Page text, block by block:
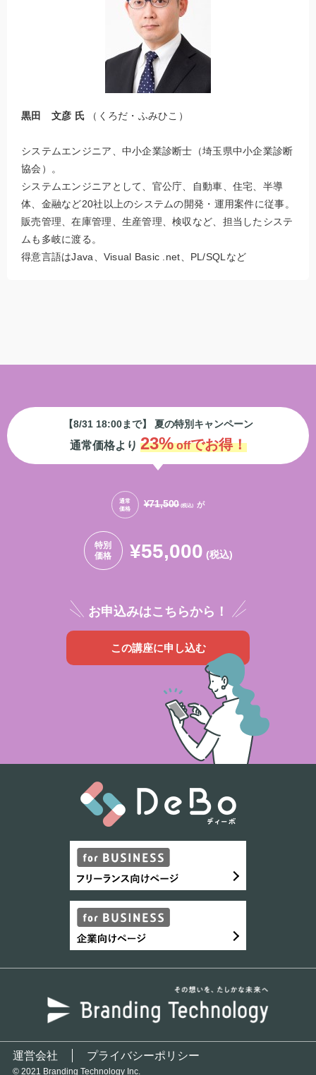
黒田 文彦 氏 （くろだ・ふみひこ）
システムエンジニア、中小企業診断士（埼玉県中小企業診断
協会）。
システムエンジニアとして、官公庁、自動車、住宅、半導
体、金融など20社以上のシステムの開発・運用案件に従事。
販売管理、在庫管理、生産管理、検収など、担当したシステ
ムも多岐に渡る。
得意言語はJava、Visual Basic .net、PL/SQLなど
【8/31 18:00まで】 夏の特別キャンペーン
通常価格より 23%offでお得！
通常
価格
¥71,500 (税込) が
特別
価格
¥55,000 (税込)
お申込みはこちらから！
この講座に申し込む
運営会社 プライバシーポリシー
© 2021 Branding Technology Inc.